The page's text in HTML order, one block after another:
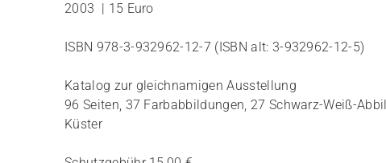
2003 | 15 Euro
ISBN 978-3-932962-12-7 (ISBN alt: 3-932962-12-5)
Katalog zur gleichnamigen Ausstellung
96 Seiten, 37 Farbabbildungen, 27 Schwarz-Weiß-
Küster